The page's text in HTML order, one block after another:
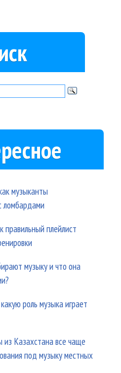
музыканты
ломбардами
правильный плейлист
музыку и что она
роль музыка играет
из Казахстана все чаще
под музыку местных